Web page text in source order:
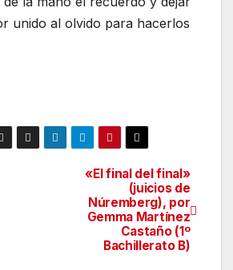
unido al olvido para hacerlos
«El final del final»
(juicios de
Núremberg), por
Gemma Martínez
Castaño (1º
Bachillerato B)